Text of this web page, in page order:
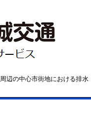
辺の中心市街地における排水